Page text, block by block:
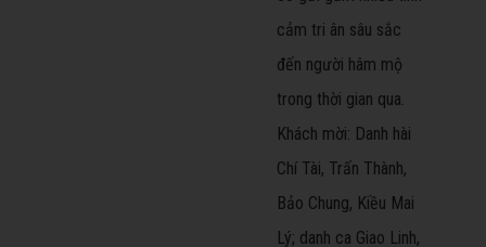
cảm tri ân sâu sắc
đến người hâm mộ
trong thời gian qua.
Khách mời: Danh hài
Chí Tài, Trấn Thành,
Bảo Chung, Kiều Mai
Lý; danh ca Giao Linh,